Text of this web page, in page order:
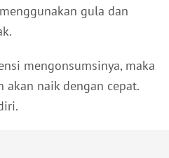
gula dan
mengonsumsinya, maka
naik dengan cepat.